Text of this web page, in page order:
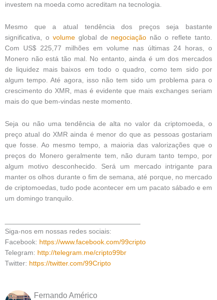
investem na moeda como acreditam na tecnologia.
Mesmo que a atual tendência dos preços seja bastante
significativa, o volumeglobal de negociação não o reflete tanto.
Com US$ 225,77 milhões em volume nas últimas 24 horas, o
Monero não está tão mal. No entanto, ainda é um dos mercados
de liquidez mais baixos em todo o quadro, como tem sido por
algum tempo. Até agora, isso não tem sido um problema para o
crescimento do XMR, mas é evidente que mais exchanges seriam
mais do que bem-vindas neste momento.
Seja ou não uma tendência de alta no valor da criptomoeda, o
preço atual do XMR ainda é menor do que as pessoas gostariam
que fosse. Ao mesmo tempo, a maioria das valorizações que o
preços do Monero geralmente tem, não duram tanto tempo, por
algum motivo desconhecido. Será um mercado intrigante para
manter os olhos durante o fim de semana, até porque, no mercado
de criptomoedas, tudo pode acontecer em um pacato sábado e em
um domingo tranquilo.
Siga-nos em nossas redes sociais:
Facebook: https://www.facebook.com/99cripto
Telegram: http://telegram.me/cripto99br
Twitter: https://twitter.com/99Cripto
Fernando Américo